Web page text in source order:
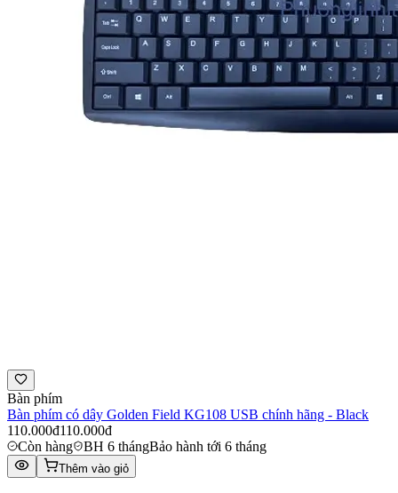
Bàn phím
Bàn phím có dây Golden Field KG108 USB chính hãng - Black
110.000đ110.000đ
Còn hàng
BH 6 thángBảo hành tới 6 tháng
Thêm vào giỏ